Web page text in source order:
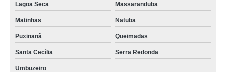
Lagoa Seca Massaranduba
Matinhas Natuba
Puxinanã Queimadas
Santa Cecília Serra Redonda
Umbuzeiro